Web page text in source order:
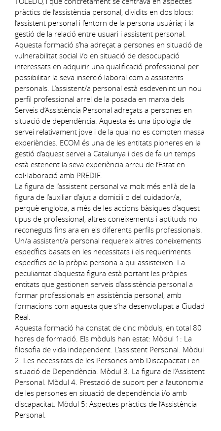
pràctics de l’assistència personal, dividits en dos blocs:
l’assistent personal i l’entorn de la persona usuària; i la
gestió de la relació entre usuari i assistent personal.
Aquesta formació s’ha adreçat a persones en situació de
vulnerabilitat social i/o en situació de desocupació
interessats en adquirir una qualificació professional per
possibilitar la seva inserció laboral com a assistents
personals. L’assistent/a personal està esdevenint un nou
perfil professional arrel de la posada en marxa dels
Serveis d’Assistència Personal adreçats a persones en
situació de dependència. Aquesta és una tipologia de
servei relativament jove i de la qual no es compten massa
experiències. ECOM és una de les entitats pioneres en la
gestió d’aquest servei a Catalunya i des de fa un temps
està estenent la seva experiència arreu de l’Estat en
col•laboració amb PREDIF.
La figura de l’assistent personal va molt més enllà de la
figura de l’auxiliar d’ajut a domicili o del cuidador/a,
perquè engloba, a més de les accions bàsiques d’aquest
tipus de professional, altres coneixements i aptituds no
reconeguts fins ara en els diferents perfils professionals.
Un/a assistent/a personal requereix altres coneixements
específics basats en les necessitats i els requeriments
específics de la pròpia persona a qui assisteixen. La
peculiaritat d’aquesta figura està portant les pròpies
entitats que gestionen serveis d’assistència personal a
formar professionals en assistència personal, amb
formacions com aquesta que s’ha desenvolupat a Ciudad
Real.
Aquesta formació ha constat de cinc mòduls, en total 80
hores de formació. Els mòduls han estat: Mòdul 1: La
filosofia de vida independent. L’assistent Personal. Mòdul
2. Les necessitats de les Persones amb Discapacitat i en
situació de Dependència. Mòdul 3. La figura de l’Assistent
Personal. Mòdul 4. Prestació de suport per a l’autonomia
de les persones en situació de dependència i/o amb
discapacitat. Mòdul 5: Aspectes pràctics de l’Assistència
Personal.